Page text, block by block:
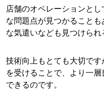
店舗のオペレーションと
な問題点が見つかること
な気遣いなども見つけられ
技術向上もとても大切で
を受けることで、より一
できるのです。